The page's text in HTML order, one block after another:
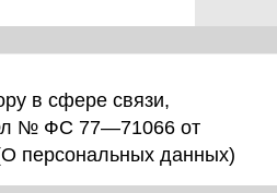
в сфере связи,
№ ФС 77—71066 от
О персональных данных)